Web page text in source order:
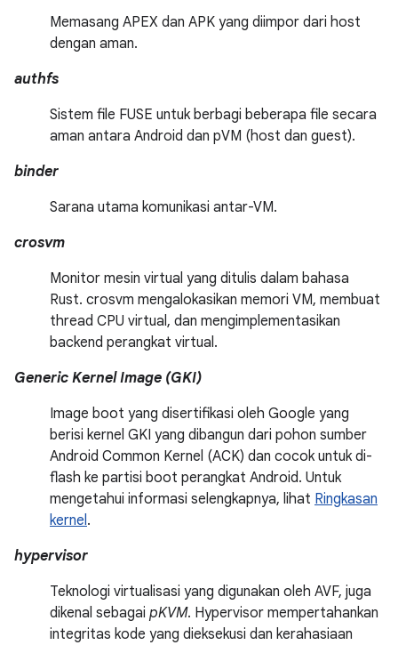
Memasang APEX dan APK yang diimpor dari host
dengan aman.
authfs
Sistem file FUSE untuk berbagi beberapa file secara
aman antara Android dan pVM (host dan guest).
binder
Sarana utama komunikasi antar-VM.
crosvm
Monitor mesin virtual yang ditulis dalam bahasa
Rust. crosvm mengalokasikan memori VM, membuat
thread CPU virtual, dan mengimplementasikan
backend perangkat virtual.
Generic Kernel Image (GKI)
Image boot yang disertifikasi oleh Google yang
berisi kernel GKI yang dibangun dari pohon sumber
Android Common Kernel (ACK) dan cocok untuk di-
flash ke partisi boot perangkat Android. Untuk
mengetahui informasi selengkapnya, lihat Ringkasan
kernel.
hypervisor
Teknologi virtualisasi yang digunakan oleh AVF, juga
dikenal sebagai pKVM. Hypervisor mempertahankan
integritas kode yang dieksekusi dan kerahasiaan